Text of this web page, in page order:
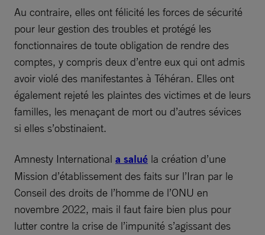
Au contraire, elles ont félicité les forces de sécurité
pour leur gestion des troubles et protégé les
fonctionnaires de toute obligation de rendre des
comptes, y compris deux d’entre eux qui ont admis
avoir violé des manifestantes à Téhéran. Elles ont
également rejeté les plaintes des victimes et de leurs
familles, les menaçant de mort ou d’autres sévices
si elles s’obstinaient.
Amnesty International a salué la création d’une
Mission d’établissement des faits sur l’Iran par le
Conseil des droits de l’homme de l’ONU en
novembre 2022, mais il faut faire bien plus pour
lutter contre la crise de l’impunité s’agissant des